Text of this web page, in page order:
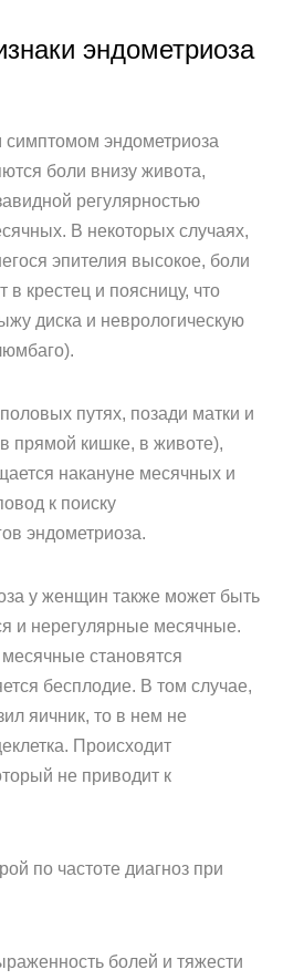
эндометриоза
эндометриоза
боли внизу живота,
регулярностью
В некоторых случаях,
эпителия высокое, боли
крестец и поясницу, что
диска и неврологическую
путях, позади матки и
прямой кишке, в животе),
накануне месячных и
к поиску
эндометриоза.
у женщин также может быть
и нерегулярные месячные.
становятся
бесплодие. В том случае,
яичник, то в нем не
Происходит
не приводит к
по частоте диагноз при
болей и тяжести